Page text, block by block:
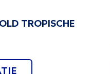
TROPISCHE